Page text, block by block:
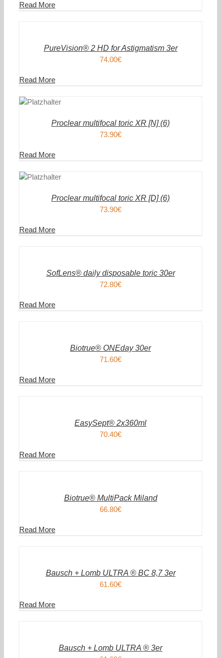
Read More
IN
DETAILSPureVision® 2 HD for Astigmatism 3er
74.00€
Read More
Proclear multifocal toric XR [N] (6)
73.90€
Read More
Proclear multifocal toric XR [D] (6)
73.90€
Read More
IN
SofLens® daily disposable toric 30er
72.80€
Read More
IN
Biotrue® ONEday 30er
71.60€
Read More
IN
EasySept® 2x360ml
70.40€
Read More
IN
Biotrue® MultiPack Miland
66.80€
Read More
IN
DETAILSBausch + Lomb ULTRA ® BC 8,7 3er
61.60€
Read More
IN
Bausch + Lomb ULTRA ® 3er